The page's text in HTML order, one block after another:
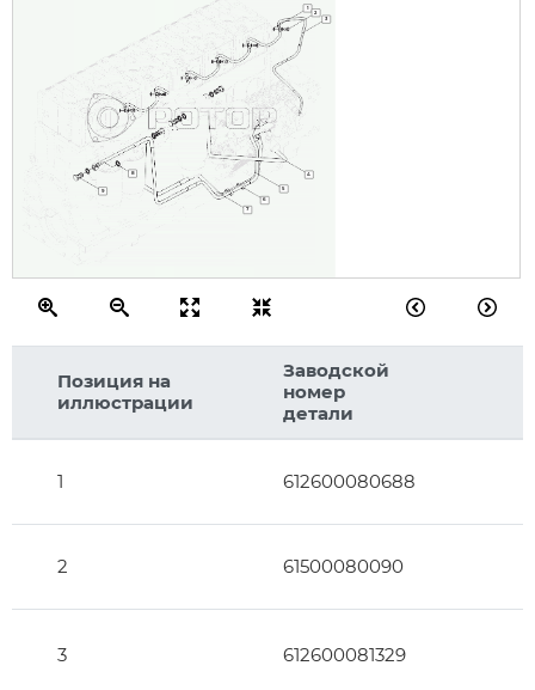
1
2
3
4
5
6
7
8
9
Позиция на
иллюстрации
Заводской
номер
детали
1 612600080688
2 61500080090
3 612600081329